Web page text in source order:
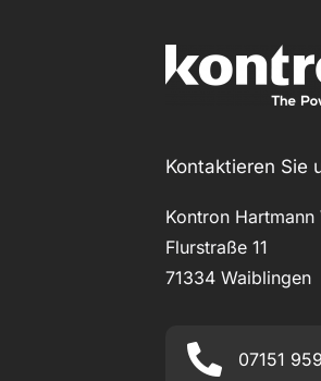
Kontaktieren Sie
Kontron Hartmann
Flurstraße 11
71334 Waiblingen
07151